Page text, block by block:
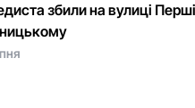
збили на вулиці